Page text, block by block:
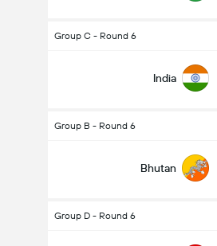
Group C - Round 6
India
Group B - Round 6
Bhutan
Group D - Round 6